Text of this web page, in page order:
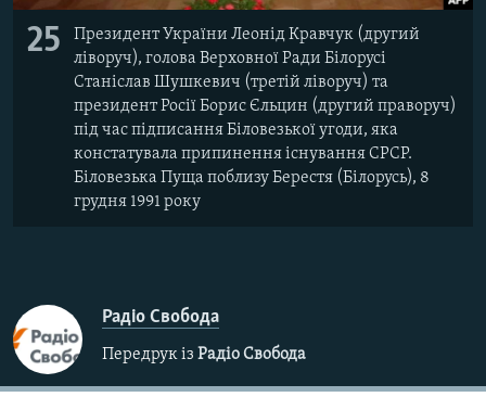
25
Президент України Леонід Кравчук (другий
ліворуч), голова Верховної Ради Білорусі
Станіслав Шушкевич (третій ліворуч) та
президент Росії Борис Єльцин (другий праворуч)
під час підписання Біловезької угоди, яка
констатувала припинення існування СРСР.
Біловезька Пуща поблизу Берестя (Білорусь), 8
грудня 1991 року
Радіо Свобода
Передрук із Радіо Свобода